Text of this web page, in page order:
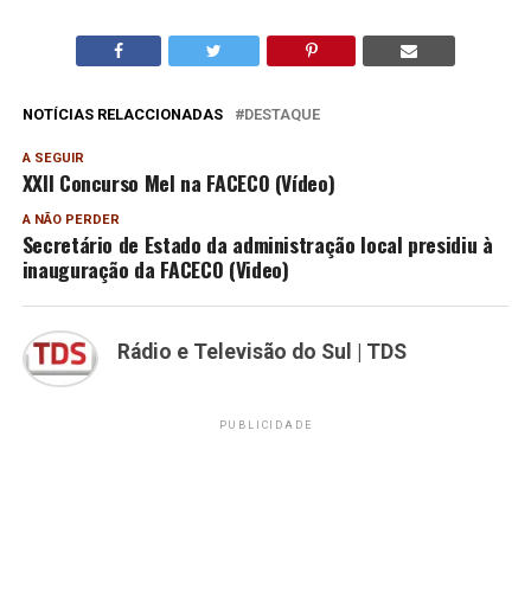
NOTÍCIAS RELACCIONADAS DESTAQUE
A SEGUIR
XXII Concurso Mel na FACECO (Vídeo)
A NÃO PERDER
Secretário de Estado da administração local presidiu à
inauguração da FACECO (Video)
Rádio e Televisão do Sul | TDS
PUBLICIDADE